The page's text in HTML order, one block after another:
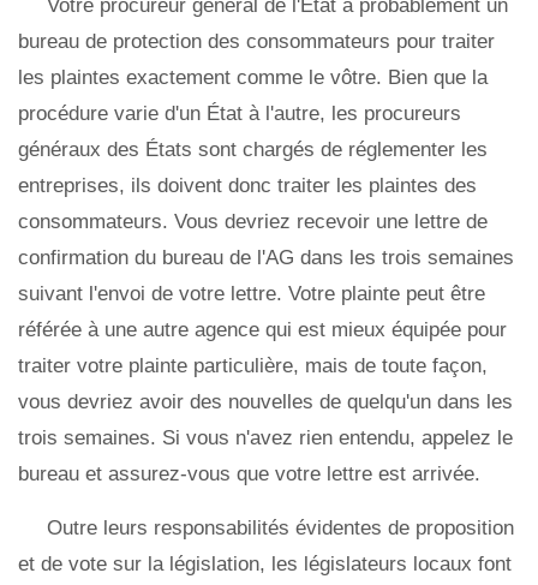
Votre procureur général de l'État a probablement un
bureau de protection des consommateurs pour traiter
les plaintes exactement comme le vôtre. Bien que la
procédure varie d'un État à l'autre, les procureurs
généraux des États sont chargés de réglementer les
entreprises, ils doivent donc traiter les plaintes des
consommateurs. Vous devriez recevoir une lettre de
confirmation du bureau de l'AG dans les trois semaines
suivant l'envoi de votre lettre. Votre plainte peut être
référée à une autre agence qui est mieux équipée pour
traiter votre plainte particulière, mais de toute façon,
vous devriez avoir des nouvelles de quelqu'un dans les
trois semaines. Si vous n'avez rien entendu, appelez le
bureau et assurez-vous que votre lettre est arrivée.
Outre leurs responsabilités évidentes de proposition
et de vote sur la législation, les législateurs locaux font